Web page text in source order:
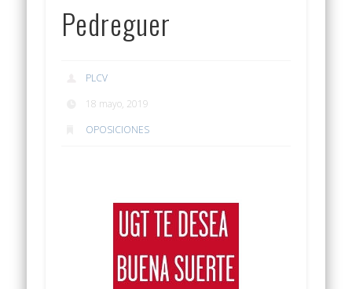
Pedreguer
PLCV
18 mayo, 2019
OPOSICIONES